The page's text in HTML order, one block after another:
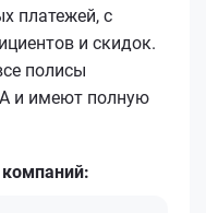
платежей, с
и скидок.
полисы
и имеют полную
компаний: